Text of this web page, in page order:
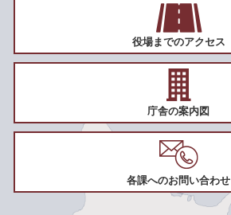
役場までのアクセス
庁舎の案内図
各課へのお問い合わせ